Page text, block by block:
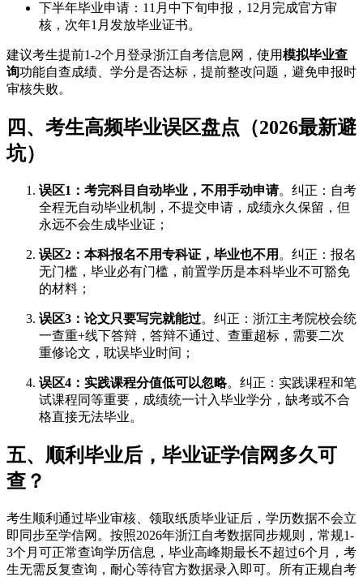
下半年毕业申请：11月中下旬申报，12月完成官方审
核，次年1月发放毕业证书。
建议考生提前1-2个月登录浙江自考信息网，使用模拟毕业查
询功能自查成绩、学分是否达标，提前整改问题，避免申报时
审核失败。
四、考生高频毕业误区盘点（2026最新避
坑）
误区1：考完科目自动毕业，不用手动申请。纠正：自考
全程无自动毕业机制，不提交申请，成绩永久保留，但
永远不会生成毕业证；
误区2：本科报名不用专科证，毕业也不用 。纠正：报名
无门槛，毕业必有门槛，前置学历是本科毕业不可豁免
的材料；
误区3：论文只要写完就能过。纠正：浙江主考院校会统
一查重+线下答辩，答辩不通过、查重超标，需要二次
重修论文，耽误毕业时间；
误区4：实践课程分值低可以忽略。纠正：实践课程和笔
试课程同等重要，成绩统一计入毕业学分，缺考或不合
格直接无法毕业。
五、顺利毕业后，毕业证学信网多久可
查？
考生顺利通过毕业审核、领取纸质毕业证后，学历数据不会立
即同步至学信网。按照2026年浙江自考数据同步规则，常规1-
3个月可正常查询学历信息，毕业高峰期最长不超过6个月，考
生无需反复查询，耐心等待官方数据录入即可。所有正规自考